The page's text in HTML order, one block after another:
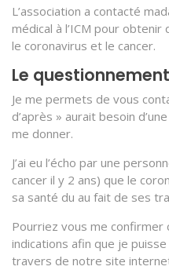
L’association a contacté
médical à l’ICM pour
le coronavirus et le cancer.
Le
Je me permets de vous
d’après » aurait besoin
me donner.
J’ai eu l’écho par une
cancer il y 2 ans) que le
sa santé du au fait de ses
Pourriez vous me confirmer
indications afin que je
travers de notre site